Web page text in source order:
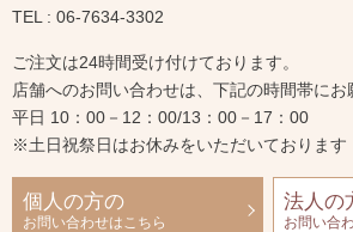
TEL : 06-7634-3302
ご注文は24時間受け付けております。
店舗へのお問い合わせは、下記の時間帯にお
平日 10：00－12：00/13：00－17：00
※土日祝祭日はお休みをいただいております
個人の方の
お問い合わせはこちら
法人の
お問い合